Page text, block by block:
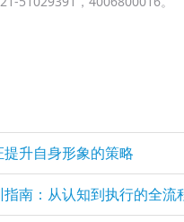
升自身形象的策略
指南：从认知到执行的全流